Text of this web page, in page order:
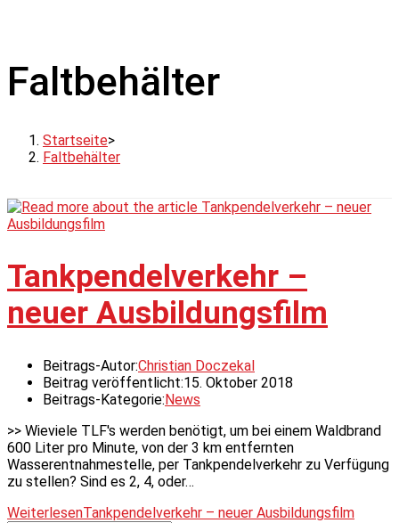
Faltbehälter
Startseite>
Faltbehälter
Tankpendelverkehr –
neuer Ausbildungsfilm
Beitrags-Autor:Christian Doczekal
Beitrag veröffentlicht:15. Oktober 2018
Beitrags-Kategorie: News
>> Wieviele TLF's werden benötigt, um bei einem Waldbrand
600 Liter pro Minute, von der 3 km entfernten
Wasserentnahmestelle, per Tankpendelverkehr zu Verfügung
zu stellen? Sind es 2, 4, oder…
WeiterlesenTankpendelverkehr – neuer Ausbildungsfilm